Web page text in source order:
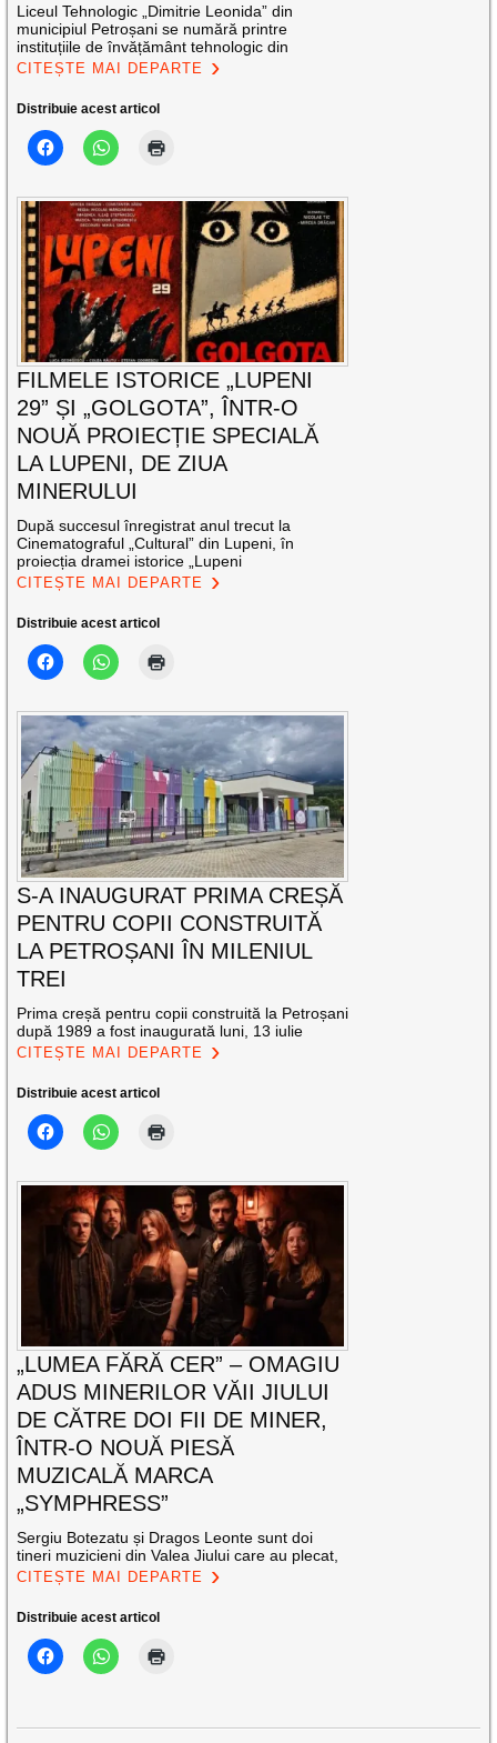
Liceul Tehnologic „Dimitrie Leonida” din
municipiul Petroșani se numără printre
instituțiile de învățământ tehnologic din
CITEȘTE MAI DEPARTE
Distribuie acest articol
FILMELE ISTORICE „LUPENI
29” ȘI „GOLGOTA”, ÎNTR-O
NOUĂ PROIECȚIE SPECIALĂ
LA LUPENI, DE ZIUA
MINERULUI
După succesul înregistrat anul trecut la
Cinematograful „Cultural” din Lupeni, în
proiecția dramei istorice „Lupeni
CITEȘTE MAI DEPARTE
Distribuie acest articol
S-A INAUGURAT PRIMA CREȘĂ
PENTRU COPII CONSTRUITĂ
LA PETROȘANI ÎN MILENIUL
TREI
Prima creșă pentru copii construită la Petroșani
după 1989 a fost inaugurată luni, 13 iulie
CITEȘTE MAI DEPARTE
Distribuie acest articol
„LUMEA FĂRĂ CER” – OMAGIU
ADUS MINERILOR VĂII JIULUI
DE CĂTRE DOI FII DE MINER,
ÎNTR-O NOUĂ PIESĂ
MUZICALĂ MARCA
„SYMPHRESS”
Sergiu Botezatu și Dragos Leonte sunt doi
tineri muzicieni din Valea Jiului care au plecat,
CITEȘTE MAI DEPARTE
Distribuie acest articol